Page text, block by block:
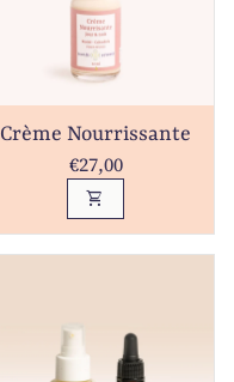
Crème Nourrissante
Prix normal
€27,00
shopping_cart